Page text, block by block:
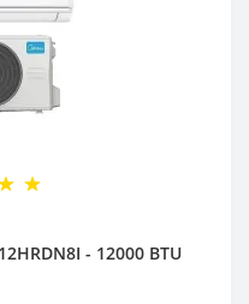
- 12000 BTU